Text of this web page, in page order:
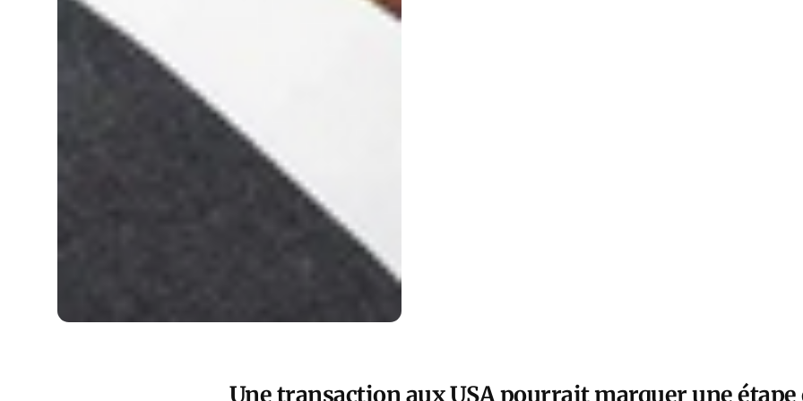
Une transaction aux USA pourrait marquer une